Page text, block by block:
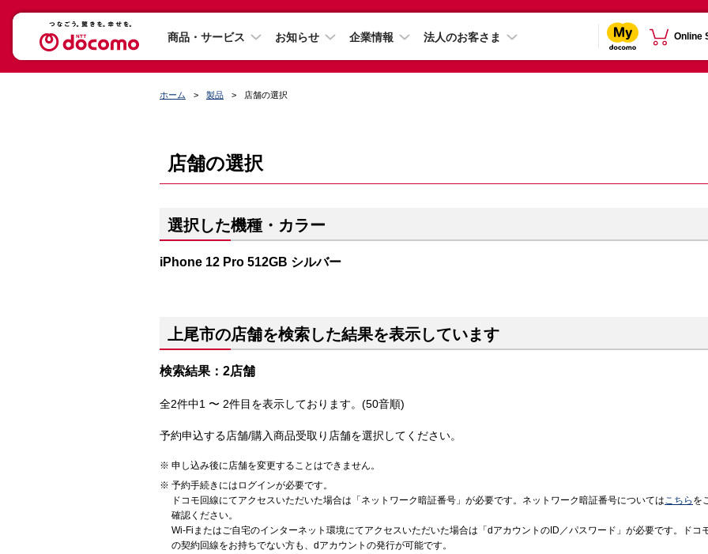
商品・サービス お知らせ 企業情報 法人のお客さま Online
ホーム 製品 店舗の選択
店舗の選択
選択した機種・カラー
iPhone 12 Pro 512GB シルバー
上尾市の店舗を検索した結果を表示しています
検索結果：2店舗
全2件中1 〜 2件目を表示しております。(50音順)
予約申込する店舗/購入商品受取り店舗を選択してください。
申し込み後に店舗を変更することはできません。
予約手続きにはログインが必要です。
ドコモ回線にてアクセスいただいた場合は「ネットワーク暗証番号」が必要です。ネットワーク暗証番号についてはこちら を
確認ください。
Wi-Fiまたはご自宅のインターネット環境にてアクセスいただいた場合は「dアカウントのID／パスワード」が必要です。ドコ
の契約回線をお持ちでない方も、dアカウントの発行が可能です。